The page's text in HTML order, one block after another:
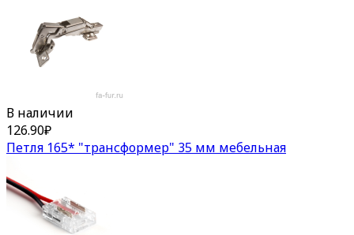
В наличии
126.90₽
Петля 165* "трансформер" 35 мм мебельная